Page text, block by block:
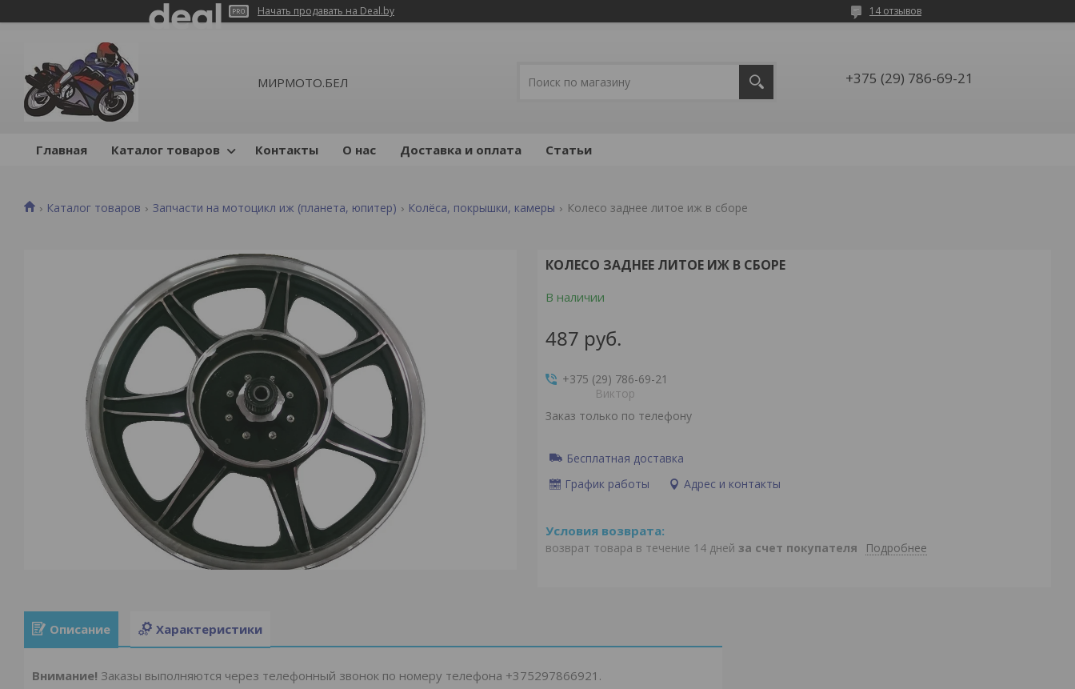
Начать продавать на Deal.by 14 отзывов
МИРМОТО.БЕЛ +375 (29) 786-69-21
Главная Каталог товаров Контакты О нас Доставка и оплата Статьи
Каталог товаров Запчасти на мотоцикл иж (планета, юпитер) Колёса, покрышки, камеры Колесо заднее литое иж в сборе
КОЛЕСО ЗАДНЕЕ ЛИТОЕ ИЖ В СБОРЕ
В наличии
487 руб.
+375 (29) 786-69-21
Виктор
Заказ только по телефону
Бесплатная доставка
График работы
Адрес и контакты
возврат товара в течение 14 дней за счет покупателя Подробнее
Описание Характеристики
Внимание! Заказы выполняются через телефонный звонок по номеру телефона +375297866921.